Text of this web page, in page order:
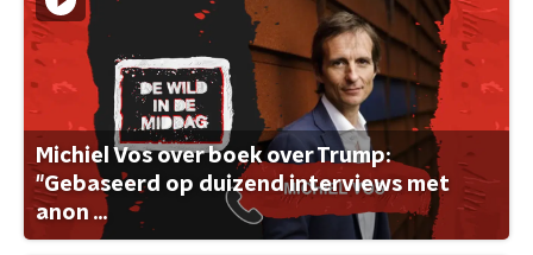
Michiel Vos over boek over Trump:
"Gebaseerd op duizend interviews met
anon ...